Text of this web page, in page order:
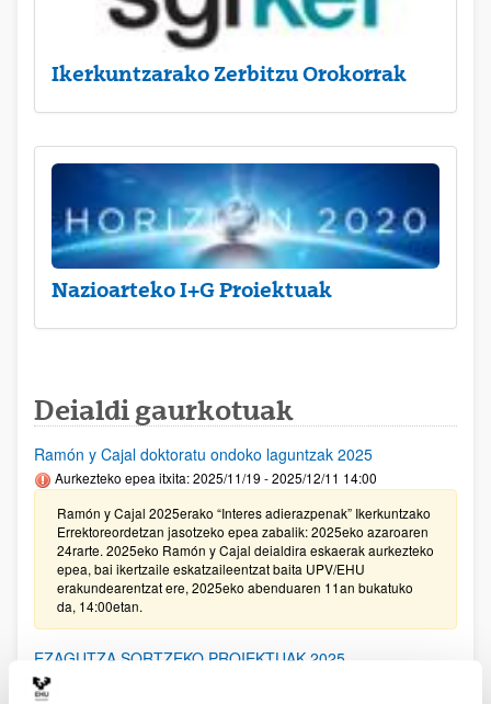
Ikerkuntzarako Zerbitzu Orokorrak
Nazioarteko I+G Proiektuak
Deialdi gaurkotuak
Ramón y Cajal doktoratu ondoko laguntzak 2025
Aurkezteko epea itxita: 2025/11/19 - 2025/12/11 14:00
Ramón y Cajal 2025erako “Interes adierazpenak” Ikerkuntzako
Errektoreordetzan jasotzeko epea zabalik: 2025eko azaroaren
24rarte. 2025eko Ramón y Cajal deialdira eskaerak aurkezteko
epea, bai ikertzaile eskatzaileentzat baita UPV/EHU
erakundearentzat ere, 2025eko abenduaren 11an bukatuko
da, 14:00etan.
EZAGUTZA SORTZEKO PROIEKTUAK 2025